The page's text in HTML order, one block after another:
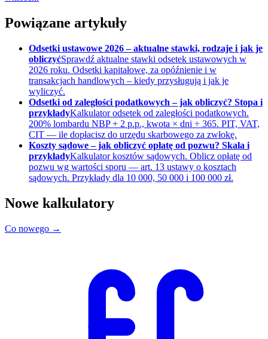
Powiązane artykuły
Odsetki ustawowe 2026 – aktualne stawki, rodzaje i jak je
obliczyćSprawdź aktualne stawki odsetek ustawowych w
2026 roku. Odsetki kapitałowe, za opóźnienie i w
transakcjach handlowych – kiedy przysługują i jak je
wyliczyć.
Odsetki od zaległości podatkowych – jak obliczyć? Stopa i
przykładyKalkulator odsetek od zaległości podatkowych.
200% lombardu NBP + 2 p.p., kwota × dni ÷ 365. PIT, VAT,
CIT — ile dopłacisz do urzędu skarbowego za zwłokę.
Koszty sądowe – jak obliczyć opłatę od pozwu? Skala i
przykładyKalkulator kosztów sądowych. Oblicz opłatę od
pozwu wg wartości sporu — art. 13 ustawy o kosztach
sądowych. Przykłady dla 10 000, 50 000 i 100 000 zł.
Nowe kalkulatory
Co nowego →